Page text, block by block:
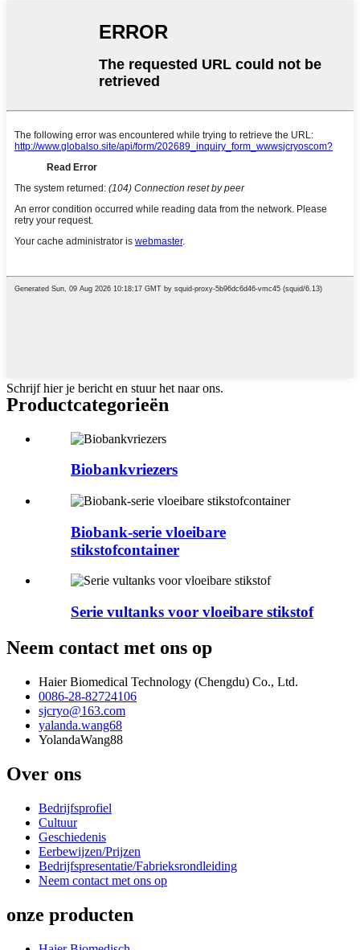
Schrijf hier je bericht en stuur het naar ons.
Productcategorieën
Biobankvriezers
Biobank-serie vloeibare
stikstofcontainer
Serie vultanks voor vloeibare stikstof
Neem contact met ons op
Haier Biomedical Technology (Chengdu) Co., Ltd.
0086-28-82724106
sjcryo@163.com
yalanda.wang68
YolandaWang88
Over ons
Bedrijfsprofiel
Cultuur
Geschiedenis
Eerbewijzen/Prijzen
Bedrijfspresentatie/Fabrieksrondleiding
Neem contact met ons op
onze producten